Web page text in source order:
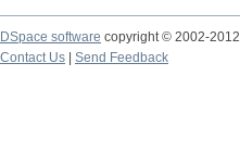
DSpace software copyright © 2002-2012
Contact Us
Send Feedback